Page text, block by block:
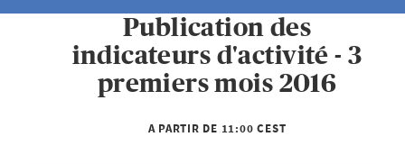
Publication des
indicateurs d'activité - 3
premiers mois 2016
A PARTIR DE 11:00 CEST